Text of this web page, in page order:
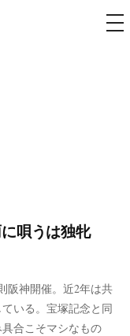
メ
ニ
唄うは独牝
阪神開催。近2年は共
いる。宝塚記念と同
合こそマシなもの